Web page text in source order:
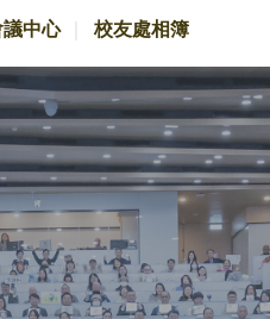
中心 校友處相簿